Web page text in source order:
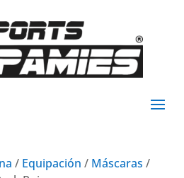
/ Equipación / Máscaras /